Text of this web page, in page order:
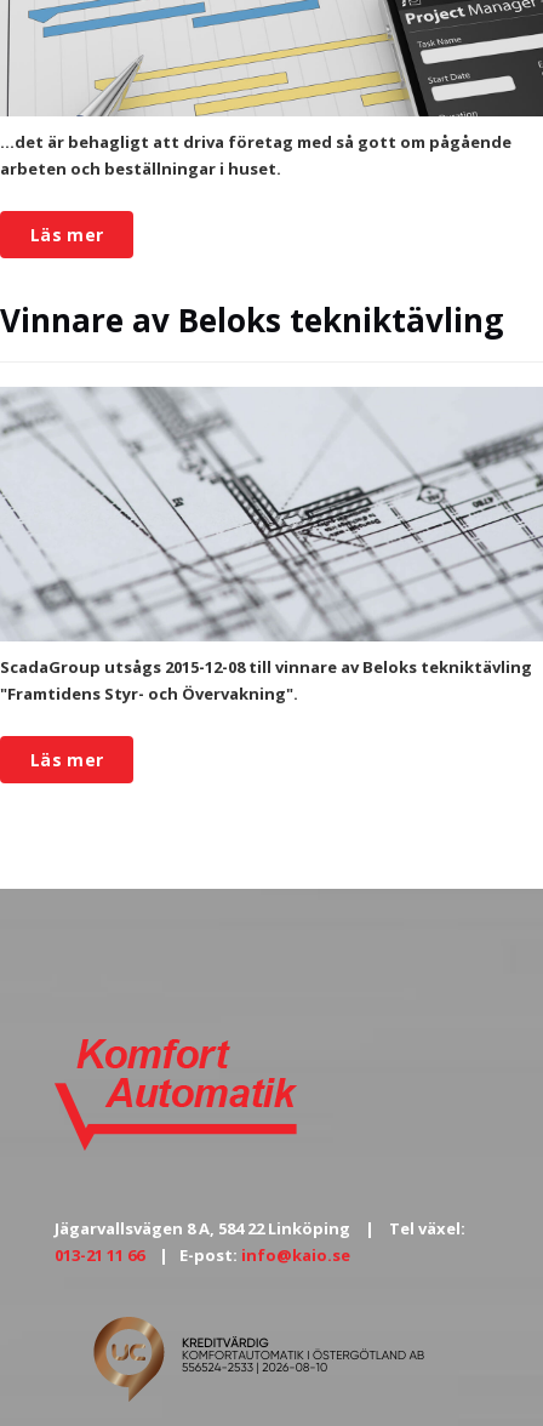
...det är behagligt att driva företag med så gott om pågående
arbeten och beställningar i huset.
Läs mer
Vinnare av Beloks tekniktävling
ScadaGroup utsågs 2015-12-08 till vinnare av Beloks tekniktävling
"Framtidens Styr- och Övervakning".
Läs mer
Jägarvallsvägen 8 A, 584 22 Linköping | Tel växel:
013-21 11 66| E-post: info@kaio.se